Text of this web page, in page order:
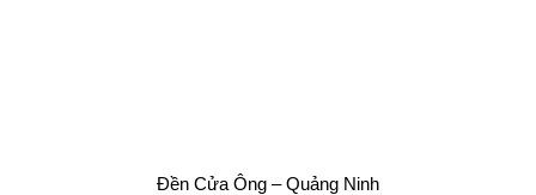
Đền Cửa Ông – Quảng Ninh